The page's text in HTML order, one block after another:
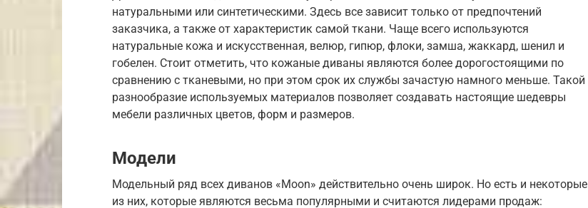
натуральными или синтетическими. Здесь все зависит только от предпочтений
заказчика, а также от характеристик самой ткани. Чаще всего используются
натуральные кожа и искусственная, велюр, гипюр, флоки, замша, жаккард, шенил и
гобелен. Стоит отметить, что кожаные диваны являются более дорогостоящими по
сравнению с тканевыми, но при этом срок их службы зачастую намного меньше. Такой
разнообразие используемых материалов позволяет создавать настоящие шедевры
мебели различных цветов, форм и размеров.
Модели
Модельный ряд всех диванов «Moon» действительно очень широк. Но есть и некоторые
из них, которые являются весьма популярными и считаются лидерами продаж: